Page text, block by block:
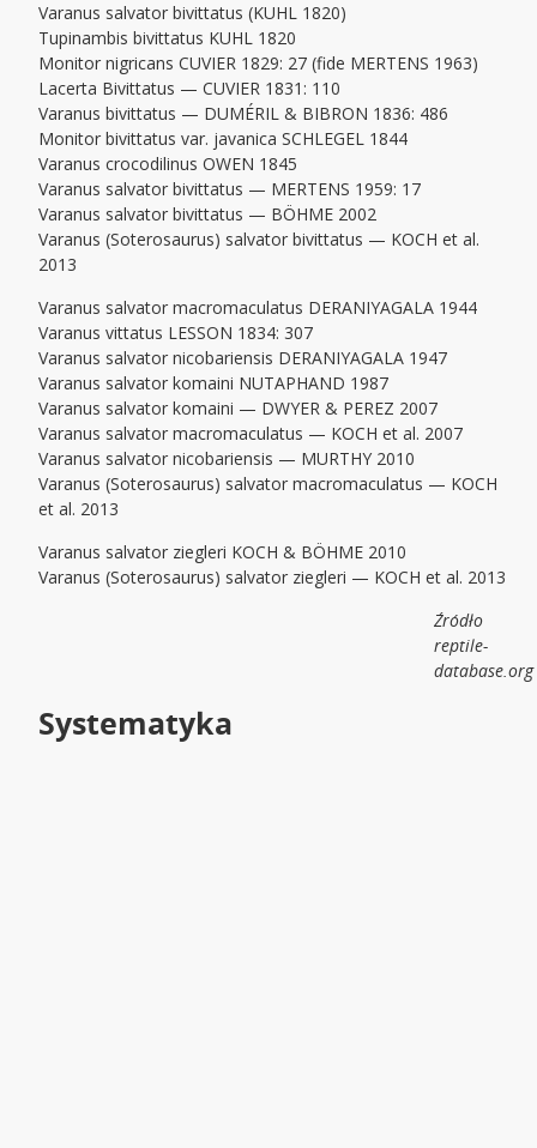
Varanus salvator bivittatus (KUHL 1820)
Tupinambis bivittatus KUHL 1820
Monitor nigricans CUVIER 1829: 27 (fide MERTENS 1963)
Lacerta Bivittatus — CUVIER 1831: 110
Varanus bivittatus — DUMÉRIL & BIBRON 1836: 486
Monitor bivittatus var. javanica SCHLEGEL 1844
Varanus crocodilinus OWEN 1845
Varanus salvator bivittatus — MERTENS 1959: 17
Varanus salvator bivittatus — BÖHME 2002
Varanus (Soterosaurus) salvator bivittatus — KOCH et al.
2013
Varanus salvator macromaculatus DERANIYAGALA 1944
Varanus vittatus LESSON 1834: 307
Varanus salvator nicobariensis DERANIYAGALA 1947
Varanus salvator komaini NUTAPHAND 1987
Varanus salvator komaini — DWYER & PEREZ 2007
Varanus salvator macromaculatus — KOCH et al. 2007
Varanus salvator nicobariensis — MURTHY 2010
Varanus (Soterosaurus) salvator macromaculatus — KOCH
et al. 2013
Varanus salvator ziegleri KOCH & BÖHME 2010
Varanus (Soterosaurus) salvator ziegleri — KOCH et al. 2013
Źródło
reptile-
database.org
Systematyka